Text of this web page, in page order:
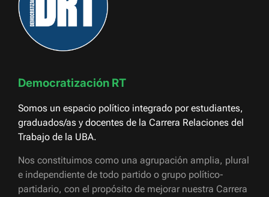
Democratización RT
Somos un espacio político integrado por estudiantes,
graduados/as y docentes de la Carrera Relaciones del
Trabajo de la UBA.
Nos constituimos como una agrupación amplia, plural
e independiente de todo partido o grupo político-
partidario, con el propósito de mejorar nuestra Carrera